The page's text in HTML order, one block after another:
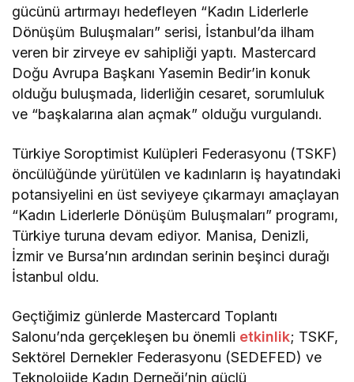
gücünü artırmayı hedefleyen “Kadın Liderlerle
Dönüşüm Buluşmaları” serisi, İstanbul’da ilham
veren bir zirveye ev sahipliği yaptı. Mastercard
Doğu Avrupa Başkanı Yasemin Bedir’in konuk
olduğu buluşmada, liderliğin cesaret, sorumluluk
ve “başkalarına alan açmak” olduğu vurgulandı.
Türkiye Soroptimist Kulüpleri Federasyonu (TSKF)
öncülüğünde yürütülen ve kadınların iş hayatındaki
potansiyelini en üst seviyeye çıkarmayı amaçlayan
“Kadın Liderlerle Dönüşüm Buluşmaları” programı,
Türkiye turuna devam ediyor. Manisa, Denizli,
İzmir ve Bursa’nın ardından serinin beşinci durağı
İstanbul oldu.
Geçtiğimiz günlerde Mastercard Toplantı
Salonu’nda gerçekleşen bu önemli etkinlik; TSKF,
Sektörel Dernekler Federasyonu (SEDEFED) ve
Teknolojide Kadın Derneği’nin güçlü